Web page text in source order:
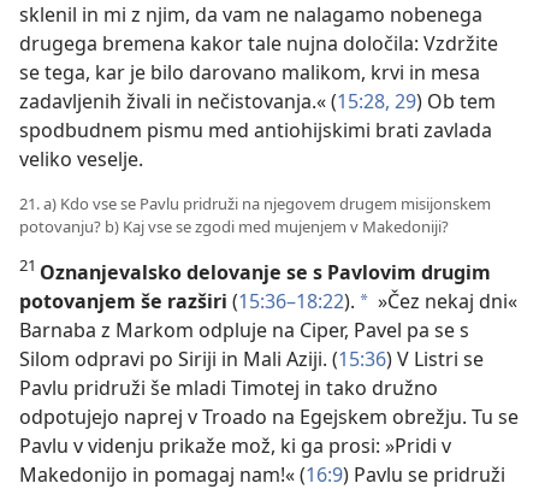
sklenil in mi z njim, da vam ne nalagamo nobenega
drugega bremena kakor tale nujna določila: Vzdržite
se tega, kar je bilo darovano malikom, krvi in mesa
zadavljenih živali in nečistovanja.« (15:28, 29) Ob tem
spodbudnem pismu med antiohijskimi brati zavlada
veliko veselje.
21. a) Kdo vse se Pavlu pridruži na njegovem drugem misijonskem
potovanju? b) Kaj vse se zgodi med mujenjem v Makedoniji?
21 Oznanjevalsko delovanje se s Pavlovim drugim
potovanjem še razširi (15:36–18:22). * »Čez nekaj dni«
Barnaba z Markom odpluje na Ciper, Pavel pa se s
Silom odpravi po Siriji in Mali Aziji. (15:36) V Listri se
Pavlu pridruži še mladi Timotej in tako družno
odpotujejo naprej v Troado na Egejskem obrežju. Tu se
Pavlu v videnju prikaže mož, ki ga prosi: »Pridi v
Makedonijo in pomagaj nam!« (16:9) Pavlu se pridruži